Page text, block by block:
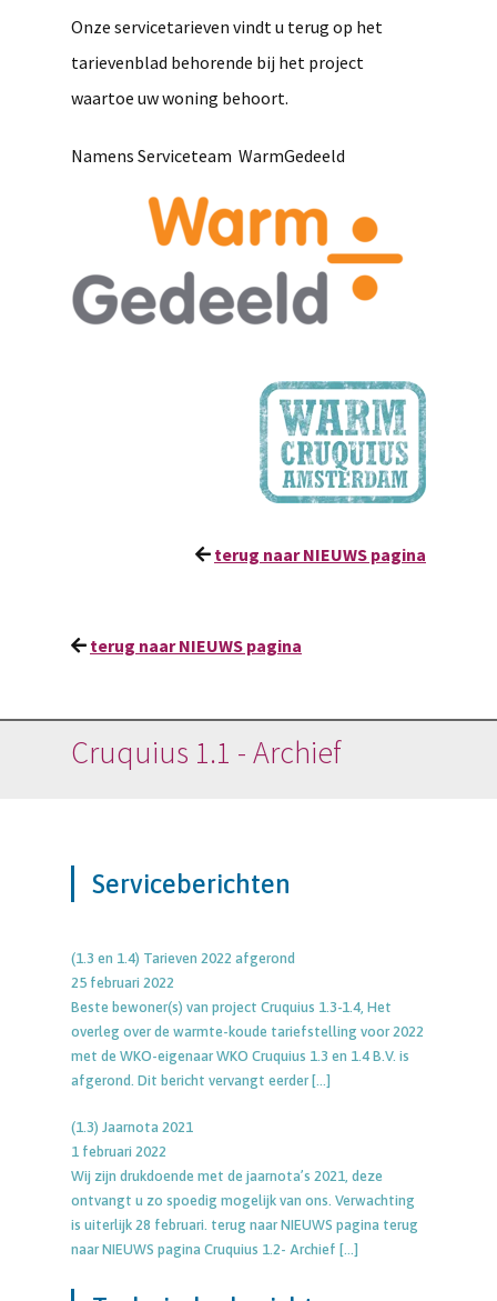
Onze servicetarieven vindt u terug op het
tarievenblad behorende bij het project
waartoe uw woning behoort.
Namens Serviceteam WarmGedeeld
terug naar NIEUWS pagina
terug naar NIEUWS pagina
Cruquius 1.1 - Archief
Serviceberichten
(1.3 en 1.4) Tarieven 2022 afgerond
25 februari 2022
Beste bewoner(s) van project Cruquius 1.3-1.4, Het
overleg over de warmte-koude tariefstelling voor 2022
met de WKO-eigenaar WKO Cruquius 1.3 en 1.4 B.V. is
afgerond. Dit bericht vervangt eerder […]
(1.3) Jaarnota 2021
1 februari 2022
Wij zijn drukdoende met de jaarnota’s 2021, deze
ontvangt u zo spoedig mogelijk van ons. Verwachting
is uiterlijk 28 februari. terug naar NIEUWS pagina terug
naar NIEUWS pagina Cruquius 1.2- Archief […]